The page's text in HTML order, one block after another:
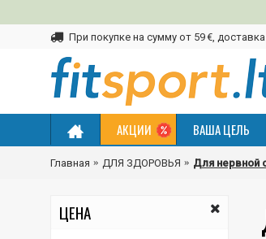
При покупке на сумму от 59 €,
АКЦИИ ВАША ЦЕЛЬ
Главная ДЛЯ ЗДОРОВЬЯ Для нервной
ЦЕНА